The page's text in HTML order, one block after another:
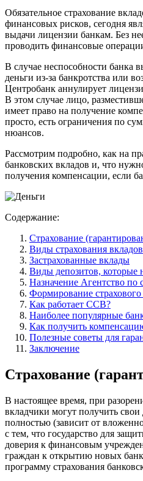
Обязательное страхование
финансовых рисков, сегодня
выдачи лицензии банкам. Без
проводить финансовые
В случае неспособности банка
деньги из-за банкротства или
Центробанк аннулирует
В этом случае лицо,
имеет право на получение
просто, есть ограничения по
нюансов.
Рассмотрим подробно, как на
банковских вкладов и, что
получения компенсации, если
Содержание:
Страхование
Виды страхования вкладов
Застрахованные вклады
Виды депозитов, которые
Назначение Агентство по
Формирование
Как работает ССВ?
Наиболее популярные
Как получить
Полезные советы для
Заключение
Страхование
В настоящее время, при
вкладчики могут получить
полностью (зависит от
с тем, что государство для
доверия к финансовым
граждан к открытию новых
программу страхования